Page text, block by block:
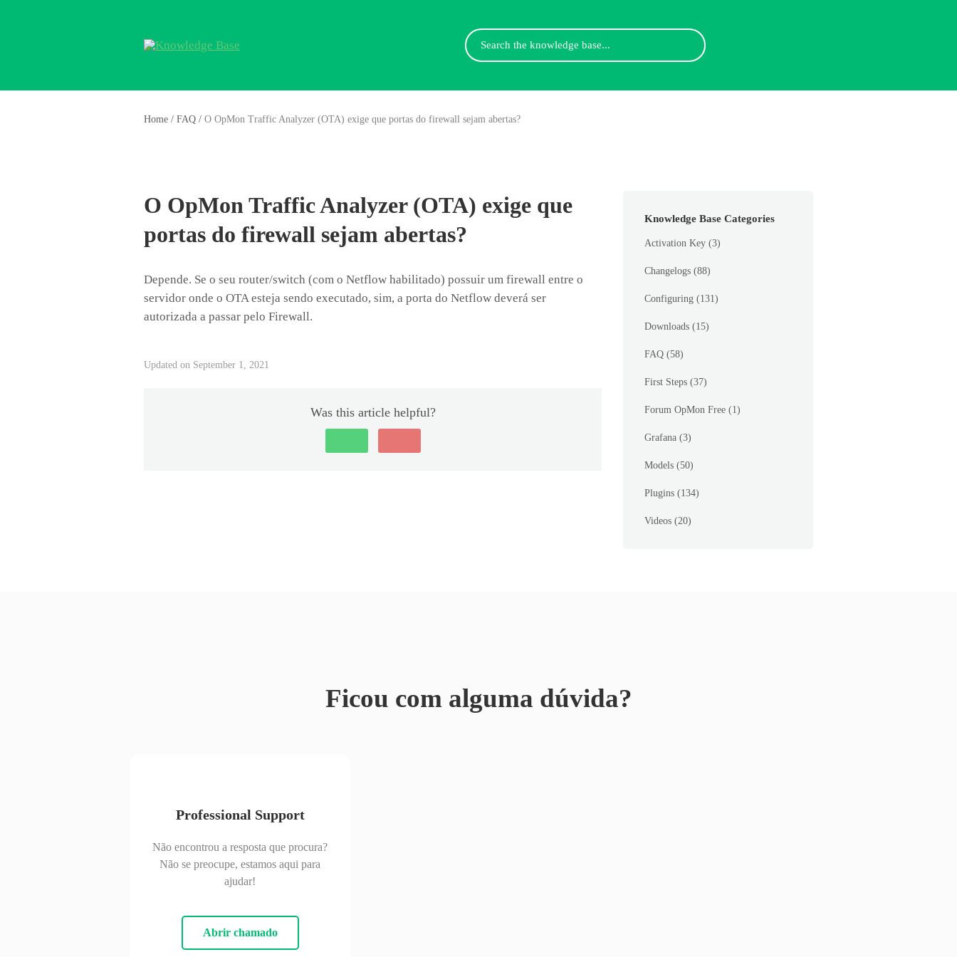
Search
For
Home / FAQ / O OpMon Traffic Analyzer (OTA) exige que portas do firewall sejam abertas?
O OpMon Traffic Analyzer (OTA) exige que
portas do firewall sejam abertas?
Depende. Se o seu router/switch (com o Netflow habilitado) possuir um firewall entre o
servidor onde o OTA esteja sendo executado, sim, a porta do Netflow deverá ser
autorizada a passar pelo Firewall.
Updated on September 1, 2021
Was this article helpful?
Knowledge Base Categories
Activation Key (3)
Changelogs (88)
Configuring (131)
Downloads (15)
FAQ (58)
First Steps (37)
Forum OpMon Free (1)
Grafana (3)
Models (50)
Plugins (134)
Videos (20)
Ficou com alguma dúvida?
Professional Support
Não encontrou a resposta que procura?
Não se preocupe, estamos aqui para
ajudar!
Abrir chamado